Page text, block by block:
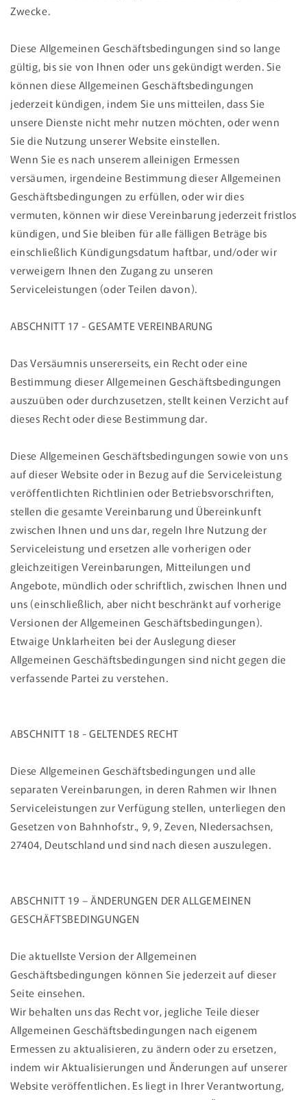
Zwecke.
Diese Allgemeinen Geschäftsbedingungen sind so lange
gültig, bis sie von Ihnen oder uns gekündigt werden. Sie
können diese Allgemeinen Geschäftsbedingungen
jederzeit kündigen, indem Sie uns mitteilen, dass Sie
unsere Dienste nicht mehr nutzen möchten, oder wenn
Sie die Nutzung unserer Website einstellen.
Wenn Sie es nach unserem alleinigen Ermessen
versäumen, irgendeine Bestimmung dieser Allgemeinen
Geschäftsbedingungen zu erfüllen, oder wir dies
vermuten, können wir diese Vereinbarung jederzeit fristlos
kündigen, und Sie bleiben für alle fälligen Beträge bis
einschließlich Kündigungsdatum haftbar, und/oder wir
verweigern Ihnen den Zugang zu unseren
Serviceleistungen (oder Teilen davon).
ABSCHNITT 17 - GESAMTE VEREINBARUNG
Das Versäumnis unsererseits, ein Recht oder eine
Bestimmung dieser Allgemeinen Geschäftsbedingungen
auszuüben oder durchzusetzen, stellt keinen Verzicht auf
dieses Recht oder diese Bestimmung dar.
Diese Allgemeinen Geschäftsbedingungen sowie von uns
auf dieser Website oder in Bezug auf die Serviceleistung
veröffentlichten Richtlinien oder Betriebsvorschriften,
stellen die gesamte Vereinbarung und Übereinkunft
zwischen Ihnen und uns dar, regeln Ihre Nutzung der
Serviceleistung und ersetzen alle vorherigen oder
gleichzeitigen Vereinbarungen, Mitteilungen und
Angebote, mündlich oder schriftlich, zwischen Ihnen und
uns (einschließlich, aber nicht beschränkt auf vorherige
Versionen der Allgemeinen Geschäftsbedingungen).
Etwaige Unklarheiten bei der Auslegung dieser
Allgemeinen Geschäftsbedingungen sind nicht gegen die
verfassende Partei zu verstehen.
ABSCHNITT 18 - GELTENDES RECHT
Diese Allgemeinen Geschäftsbedingungen und alle
separaten Vereinbarungen, in deren Rahmen wir Ihnen
Serviceleistungen zur Verfügung stellen, unterliegen den
Gesetzen von Bahnhofstr., 9, 9, Zeven, NIedersachsen,
27404, Deutschland und sind nach diesen auszulegen.
ABSCHNITT 19 – ÄNDERUNGEN DER ALLGEMEINEN
GESCHÄFTSBEDINGUNGEN
Die aktuellste Version der Allgemeinen
Geschäftsbedingungen können Sie jederzeit auf dieser
Seite einsehen.
Wir behalten uns das Recht vor, jegliche Teile dieser
Allgemeinen Geschäftsbedingungen nach eigenem
Ermessen zu aktualisieren, zu ändern oder zu ersetzen,
indem wir Aktualisierungen und Änderungen auf unserer
Website veröffentlichen. Es liegt in Ihrer Verantwortung,